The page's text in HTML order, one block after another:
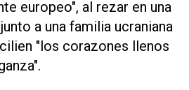
europeo", al rezar en una
a una familia ucraniana
"los corazones llenos